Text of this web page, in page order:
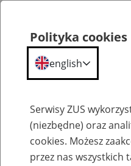
Szkolenia
Polityka cookies
english
Serwisy ZUS
(niezbędne) oraz
cookies. Możesz
przez nas wszystkich